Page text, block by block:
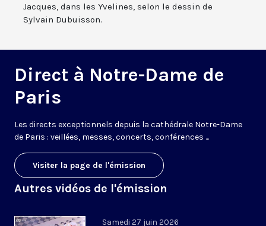
Jacques, dans les Yvelines, selon le dessin de
Sylvain Dubuisson.
Direct à Notre-Dame de
Paris
Les directs exceptionnels depuis la cathédrale Notre-Dame
de Paris : veillées, messes, concerts, conférences ...
Visiter la page de l'émission
Autres vidéos de l'émission
Samedi 27 juin 2026